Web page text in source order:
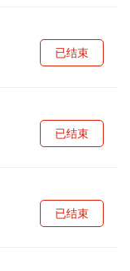
已结束
已结束
已结束